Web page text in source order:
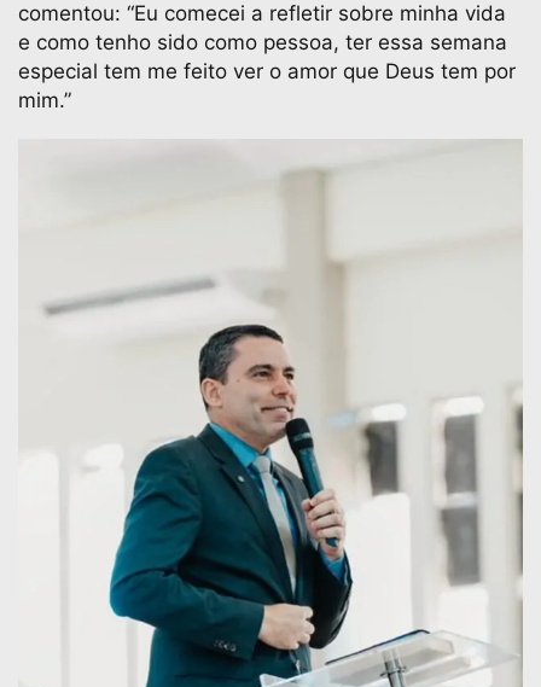
comentou: “Eu comecei a refletir sobre minha vida
e como tenho sido como pessoa, ter essa semana
especial tem me feito ver o amor que Deus tem por
mim.”